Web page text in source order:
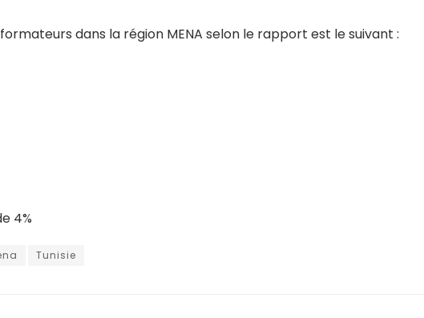
dans la région MENA selon le rapport est le suivant :
4%
Tunisie